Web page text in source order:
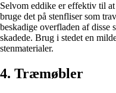
Selvom eddike er effektiv til
bruge det på stenfliser som
beskadige overfladen af disse
skadede. Brug i stedet en
stenmaterialer.
4. Træmøbler